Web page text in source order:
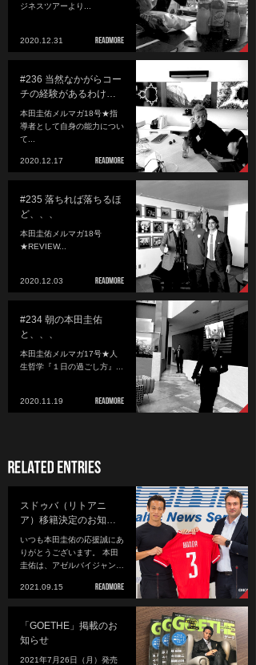
ジネスツアーより...
2020.12.31
#236 当然なかがらコー
チの経験があるわけ…
本田圭佑メルマガ18号★指
導者として自身の能力につい
て...
2020.12.17
#235 落ちれば落ちるほ
ど、、、
本田圭佑メルマガ18号
★REVIEW...
2020.12.03
#234 朝の本田圭佑
と、、、
本田圭佑メルマガ17号★人
生哲学『１日の過ごし方』...
2020.11.19
スドゥバ（リトアニ
ア）移籍決定のお知…
いつも本田圭佑の応援誠にあ
りがとうございます。 本田
圭佑は、アゼルバイジャン…
2021.09.15
「GOETHE」掲載のお
知らせ
2021年7月26日（月）発売